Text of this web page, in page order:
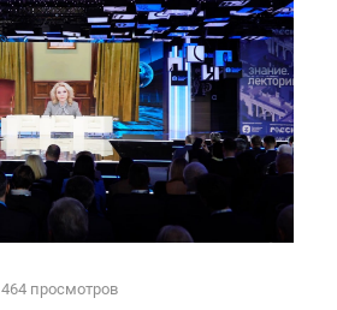
464 просмотров